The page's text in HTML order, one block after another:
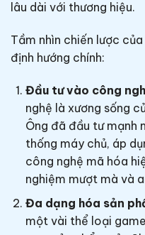
lâu dài với thương hiệu.
Tầm nhìn chiến lược
định hướng chính:
Đầu tư vào công
nghệ là xương sống
Ông đã đầu tư mạnh
thống máy chủ, áp
công nghệ mã hóa
nghiệm mượt mà và
Đa dạng hóa sản
một vài thể loại